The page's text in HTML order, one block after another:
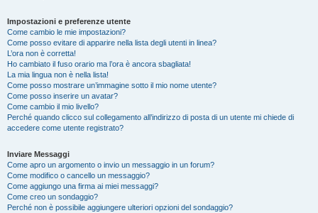
Impostazioni e preferenze utente
Come cambio le mie impostazioni?
Come posso evitare di apparire nella lista degli utenti in linea?
L’ora non è corretta!
Ho cambiato il fuso orario ma l’ora è ancora sbagliata!
La mia lingua non è nella lista!
Come posso mostrare un’immagine sotto il mio nome utente?
Come posso inserire un avatar?
Come cambio il mio livello?
Perché quando clicco sul collegamento all’indirizzo di posta di un utente mi chiede di
accedere come utente registrato?
Inviare Messaggi
Come apro un argomento o invio un messaggio in un forum?
Come modifico o cancello un messaggio?
Come aggiungo una firma ai miei messaggi?
Come creo un sondaggio?
Perché non è possibile aggiungere ulteriori opzioni del sondaggio?